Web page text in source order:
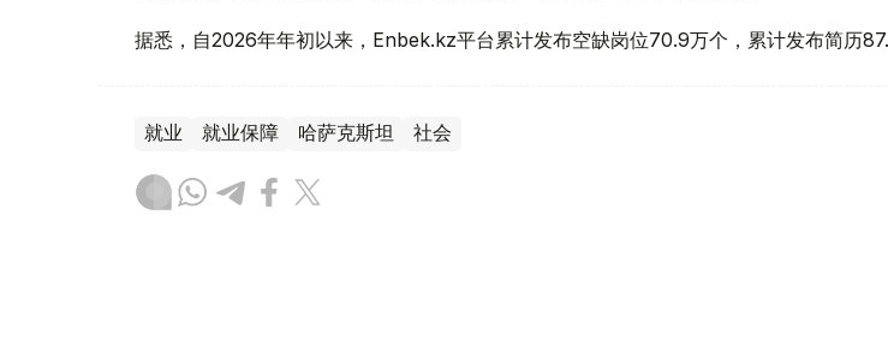
据悉，自2026年年初以来，Enbek.kz平台累计发布空缺岗位70.9万个，累计发布简历
就业 就业保障 哈萨克斯坦 社会